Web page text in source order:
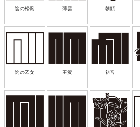
陰の松風 薄雲 朝顔
陰の乙女 玉鬘 初音